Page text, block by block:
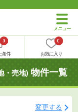
0
条件
0
お気に入り
・売地) 物件一覧
変更する